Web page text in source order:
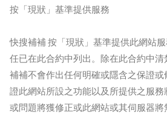
按「現狀」基準提供服務
快搜補補 按「現狀」基準提供此網站
任已在此合約中列出。除在此合約中
補補不會作出任何明確或隱含之保證
證此網站所設之功能以及所提供之服務
或問題將獲修正或此網站或其伺服器